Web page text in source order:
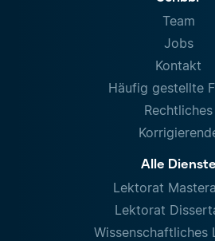
Team
Jobs
Kontakt
Häufig gestellte
Rechtliches
Alle Dienste
Lektorat
Lektorat
Wissenschaftliches